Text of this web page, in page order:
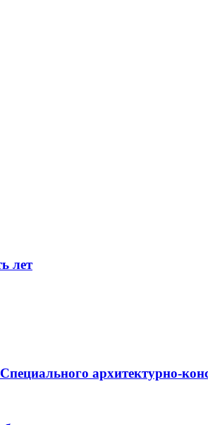
лет
архитектурно-